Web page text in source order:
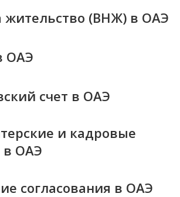
жительство (ВНЖ) в ОАЭ
ОАЭ
счет в ОАЭ
и кадровые
в ОАЭ
согласования в ОАЭ